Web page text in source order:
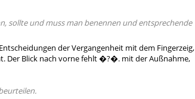
sollte und muss man benennen und entsprechende
der Vergangenheit mit dem Fingerzeig,
Der Blick nach vorne fehlt �?�. mit der Außnahme,